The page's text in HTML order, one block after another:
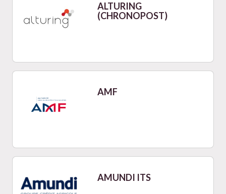
ALTURING
(CHRONOPOST)
AMF
AMUNDI ITS